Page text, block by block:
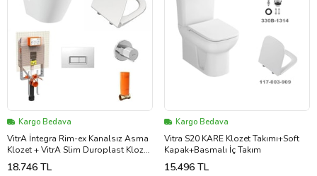
Kargo Bedava
VitrA İntegra Rim-ex Kanalsız Asma
Klozet + VitrA Slim Duroplast Klozet
Kapağı + Gömme Rezervuar
7062L003-0850
18.746 TL
Kargo Bedava
Vitra S20 KARE Klozet Takımı+Soft
Kapak+Basmalı İç Takım
15.496 TL